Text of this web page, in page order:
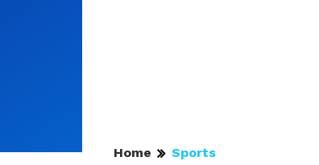
Home Sports